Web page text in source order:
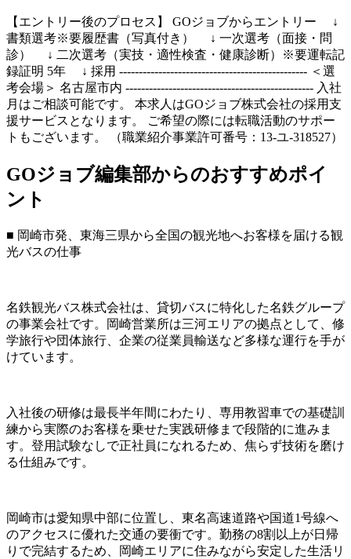
【エントリー後のプロセス】 GOジョブからエントリー ↓
書類選考※要履歴書（写真付き） ↓ 一次選考（面接・問
診） ↓ 二次選考（実技・適性検査・健康診断）※要運転記
録証明 5年 ↓ 採用 ------------------------------------------------ ＜選
考会場＞ 名古屋市内 ------------------------------------------------ 入社
月はご相談可能です。 本求人はGOジョブ株式会社の採用支
援サービスとなります。 ご希望の際には転職活動のサポー
トもございます。 （職業紹介事業許可番号：13-ユ-318527）
GOジョブ編集部からのおすすめポイ
ント
■ 岡崎市発、東海三県から全国の観光地へお客様を届ける観
光バスの仕事
名鉄観光バス株式会社は、貸切バスに特化した名鉄グループ
の事業会社です。岡崎営業所は三河エリアの拠点として、修
学旅行や団体旅行、企業の従業員輸送など多様な運行を手が
けています。
入社後の研修は最長半年間にわたり、専用教習車での基礎訓
練から実際のお客様を乗せた実践研修まで段階的に進みま
す。登用試験なしで正社員になれるため、焦らず技術を磨け
る仕組みです。
岡崎市は愛知県中部に位置し、東名高速道路や国道1号線へ
のアクセスに優れた交通の要衝です。勤務の8割以上が日帰
りで完結するため、岡崎エリアに住みながら安定した生活リ